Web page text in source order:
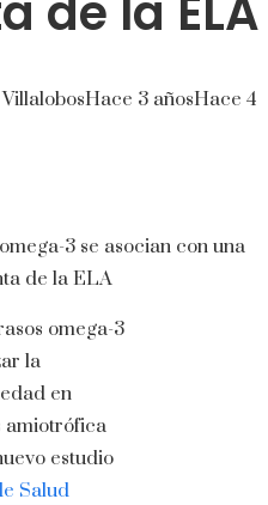
Hace 3 añosHace 4
3 se asocian con una
de la ELA
omega-3
la
en
amiotrófica
estudio
Salud